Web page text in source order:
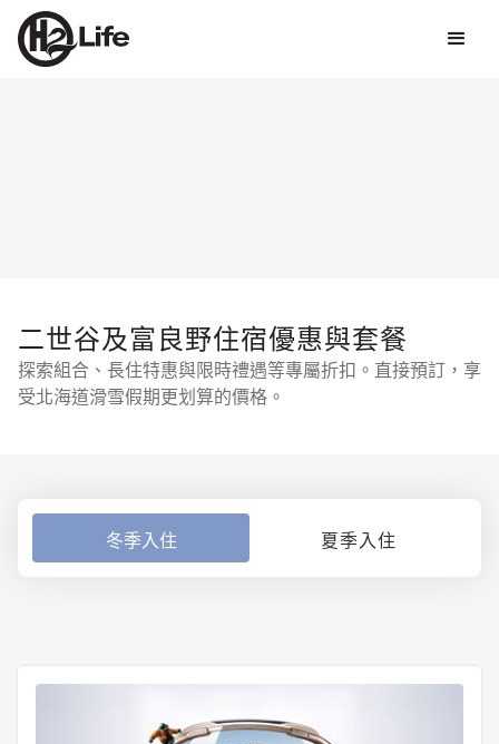
二世谷及富良野住宿優惠與套餐
探索組合、長住特惠與限時禮遇等專屬折扣。直接預訂，享
受北海道滑雪假期更划算的價格。
冬季入住 夏季入住